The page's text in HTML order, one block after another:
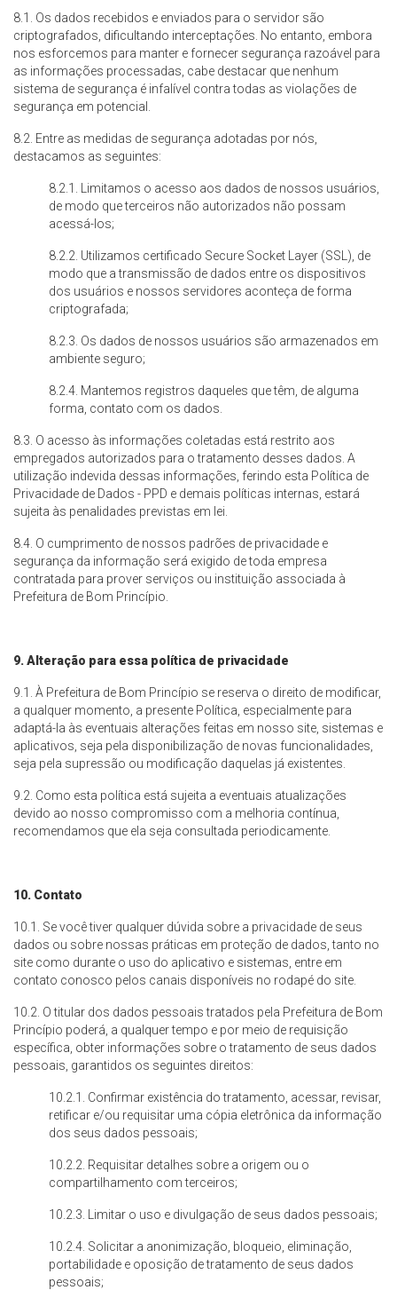
8.1. Os dados recebidos e enviados para o servidor são
criptografados, dificultando interceptações. No entanto, embora
nos esforcemos para manter e fornecer segurança razoável para
as informações processadas, cabe destacar que nenhum
sistema de segurança é infalível contra todas as violações de
segurança em potencial.
8.2. Entre as medidas de segurança adotadas por nós,
destacamos as seguintes:
8.2.1. Limitamos o acesso aos dados de nossos usuários,
de modo que terceiros não autorizados não possam
acessá-los;
8.2.2. Utilizamos certificado Secure Socket Layer (SSL), de
modo que a transmissão de dados entre os dispositivos
dos usuários e nossos servidores aconteça de forma
criptografada;
8.2.3. Os dados de nossos usuários são armazenados em
ambiente seguro;
8.2.4. Mantemos registros daqueles que têm, de alguma
forma, contato com os dados.
8.3. O acesso às informações coletadas está restrito aos
empregados autorizados para o tratamento desses dados. A
utilização indevida dessas informações, ferindo esta Política de
Privacidade de Dados - PPD e demais políticas internas, estará
sujeita às penalidades previstas em lei.
8.4. O cumprimento de nossos padrões de privacidade e
segurança da informação será exigido de toda empresa
contratada para prover serviços ou instituição associada à
Prefeitura de Bom Princípio.
9. Alteração para essa política de privacidade
9.1. À Prefeitura de Bom Princípio se reserva o direito de modificar,
a qualquer momento, a presente Política, especialmente para
adaptá-la às eventuais alterações feitas em nosso site, sistemas e
aplicativos, seja pela disponibilização de novas funcionalidades,
seja pela supressão ou modificação daquelas já existentes.
9.2. Como esta política está sujeita a eventuais atualizações
devido ao nosso compromisso com a melhoria contínua,
recomendamos que ela seja consultada periodicamente.
10. Contato
10.1. Se você tiver qualquer dúvida sobre a privacidade de seus
dados ou sobre nossas práticas em proteção de dados, tanto no
site como durante o uso do aplicativo e sistemas, entre em
contato conosco pelos canais disponíveis no rodapé do site.
10.2. O titular dos dados pessoais tratados pela Prefeitura de Bom
Princípio poderá, a qualquer tempo e por meio de requisição
específica, obter informações sobre o tratamento de seus dados
pessoais, garantidos os seguintes direitos:
10.2.1. Confirmar existência do tratamento, acessar, revisar,
retificar e/ou requisitar uma cópia eletrônica da informação
dos seus dados pessoais;
10.2.2. Requisitar detalhes sobre a origem ou o
compartilhamento com terceiros;
10.2.3. Limitar o uso e divulgação de seus dados pessoais;
10.2.4. Solicitar a anonimização, bloqueio, eliminação,
portabilidade e oposição de tratamento de seus dados
pessoais;